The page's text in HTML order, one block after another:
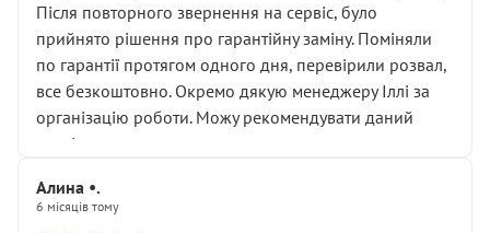
Після повторного звернення на сервіс, було
прийнято рішення про гарантійну заміну. Поміняли
по гарантії протягом одного дня, перевірили розвал,
все безкоштовно. Окремо дякую менеджеру Іллі за
організацію роботи. Можу рекомендувати даний
сервіс.
Алина •.
6 місяців тому